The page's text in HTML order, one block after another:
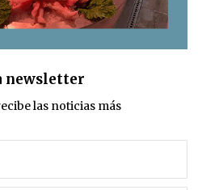
newsletter
las noticias más